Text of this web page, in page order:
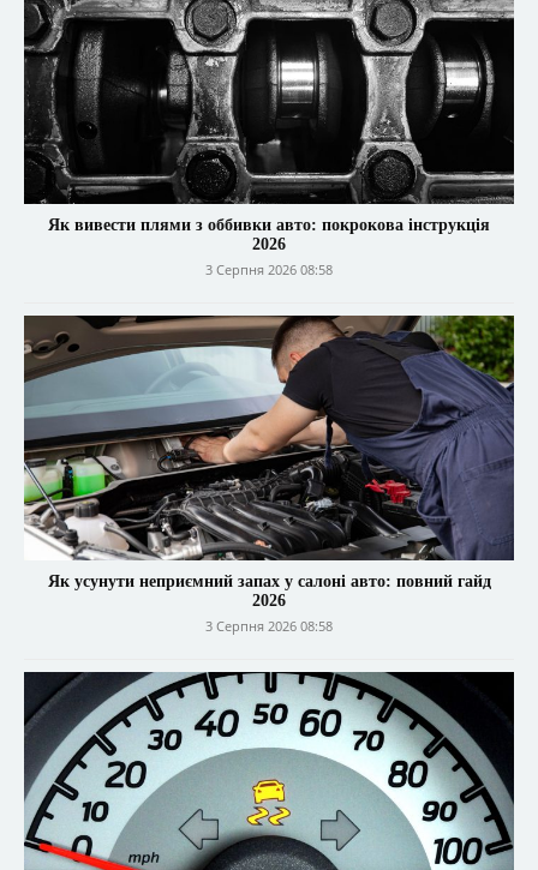
Як вивести плями з оббивки авто: покрокова інструкція
2026
3 Серпня 2026 08:58
Як усунути неприємний запах у салоні авто: повний гайд
2026
3 Серпня 2026 08:58